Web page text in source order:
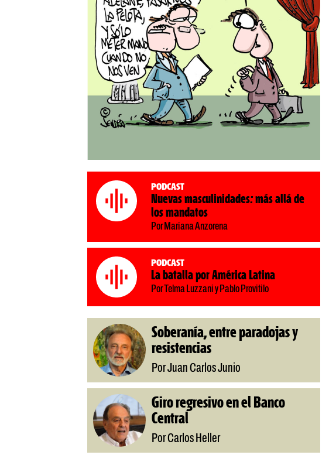
Podcast
Nuevas masculinidades: más allá de
los mandatos
Por Mariana Anzorena
Podcast
La batalla por América Latina
Por Telma Luzzani y Pablo Provitilo
Soberanía, entre paradojas y
resistencias
Por Juan Carlos Junio
Giro regresivo en el Banco
Central
Por Carlos Heller